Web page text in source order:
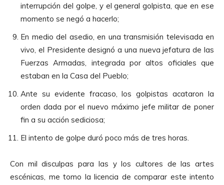
interrupción del golpe, y el general golpista, que en ese
momento se negó a hacerlo;
En medio del asedio, en una transmisión televisada en
vivo, el Presidente designó a una nueva jefatura de las
Fuerzas Armadas, integrada por altos oficiales que
estaban en la Casa del Pueblo;
Ante su evidente fracaso, los golpistas acataron la
orden dada por el nuevo máximo jefe militar de poner
fin a su acción sediciosa;
El intento de golpe duró poco más de tres horas.
Con mil disculpas para las y los cultores de las artes
escénicas, me tomo la licencia de comparar este intento